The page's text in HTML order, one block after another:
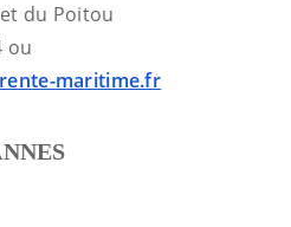
du Poitou
ou
maritime.fr